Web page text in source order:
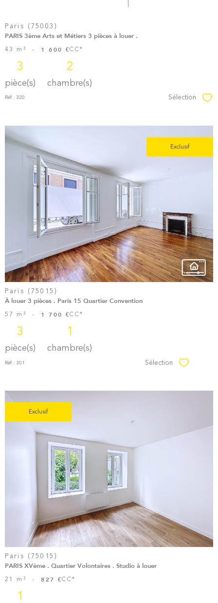
Paris (75003)
PARIS 3ème Arts et Métiers 3 pièces à louer .
43 m² - 1 600 €CC*
3
pièce(s)
2
chambre(s)
Réf : 320 Sélection
Exclusif
Voir le
Bien
Paris (75015)
À louer 3 pièces . Paris 15 Quartier Convention
57 m² - 1 700 €CC*
3
pièce(s)
1
chambre(s)
Réf : 301 Sélection Sélectionner
Exclusif
Voir le
Bien
Paris (75015)
PARIS XVème . Quartier Volontaires . Studio à louer
21 m² - 827 €CC*
1